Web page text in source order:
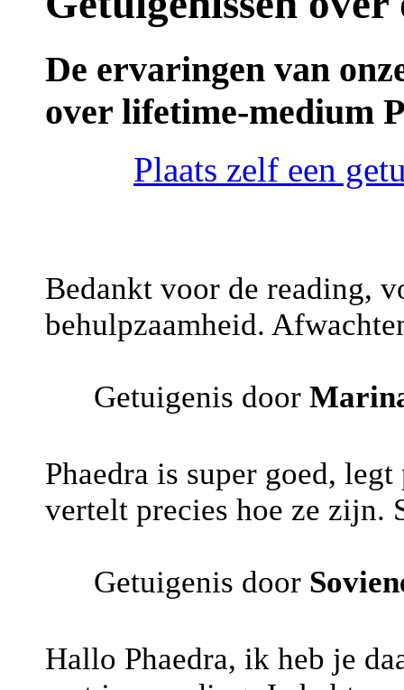
De ervaringen van
over lifetime-medium
Plaats zelf een
Bedankt voor de reading,
behulpzaamheid.
Getuigenis door
Phaedra is super goed,
vertelt precies hoe ze zijn.
Getuigenis door
Hallo Phaedra, ik heb je